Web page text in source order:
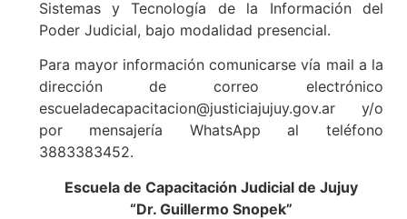
Sistemas y Tecnología de la Información del
Poder Judicial, bajo modalidad presencial.
Para mayor información comunicarse vía mail a la
dirección de correo electrónico
escueladecapacitacion@justiciajujuy.gov.ar y/o
por mensajería WhatsApp al teléfono
3883383452.
Escuela de Capacitación Judicial de Jujuy
“Dr. Guillermo Snopek”